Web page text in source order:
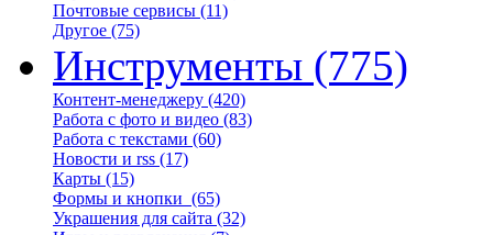
Почтовые сервисы (11)
Другое (75)
Инструменты (775)
Контент-менеджеру (420)
Работа с фото и видео (83)
Работа с текстами (60)
Новости и rss (17)
Карты (15)
Формы и кнопки (65)
Украшения для сайта (32)